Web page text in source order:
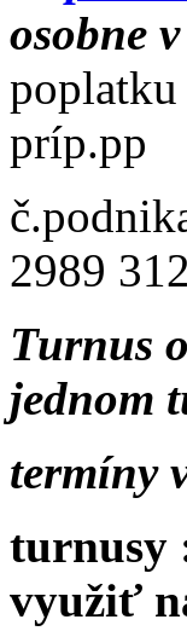
osobne
príp.pp
2989
Turnus
jednom
termíny
turnusy
využiť